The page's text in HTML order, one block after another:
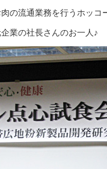
の流通業務を行うホッコ
業の社長さんのお一人♪